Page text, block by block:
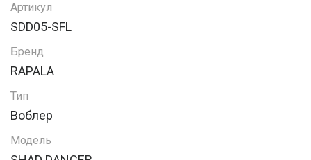
Артикул
SDD05-SFL
Бренд
RAPALA
Тип
Воблер
Модель